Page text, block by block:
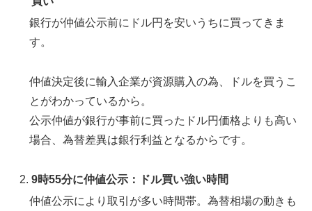
銀行が仲値公示前にドル円を安いうちに買ってきま
す。
仲値決定後に輸入企業が資源購入の為、ドルを買うこ
とがわかっているから。
公示仲値が銀行が事前に買ったドル円価格よりも高い
場合、為替差異は銀行利益となるからです。
9時55分に仲値公示：ドル買い強い時間
仲値公示により取引が多い時間帯。為替相場の動きも